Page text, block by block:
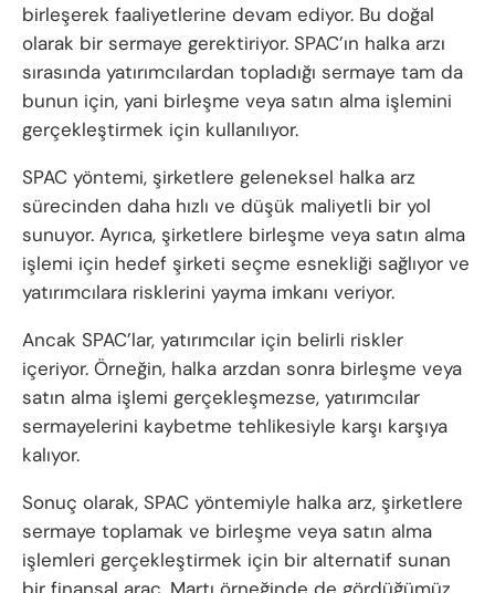
birleşerek faaliyetlerine devam ediyor. Bu doğal
olarak bir sermaye gerektiriyor. SPAC’ın halka arzı
sırasında yatırımcılardan topladığı sermaye tam da
bunun için, yani birleşme veya satın alma işlemini
gerçekleştirmek için kullanılıyor.
SPAC yöntemi, şirketlere geleneksel halka arz
sürecinden daha hızlı ve düşük maliyetli bir yol
sunuyor. Ayrıca, şirketlere birleşme veya satın alma
işlemi için hedef şirketi seçme esnekliği sağlıyor ve
yatırımcılara risklerini yayma imkanı veriyor.
Ancak SPAC’lar, yatırımcılar için belirli riskler
içeriyor. Örneğin, halka arzdan sonra birleşme veya
satın alma işlemi gerçekleşmezse, yatırımcılar
sermayelerini kaybetme tehlikesiyle karşı karşıya
kalıyor.
Sonuç olarak, SPAC yöntemiyle halka arz, şirketlere
sermaye toplamak ve birleşme veya satın alma
işlemleri gerçekleştirmek için bir alternatif sunan